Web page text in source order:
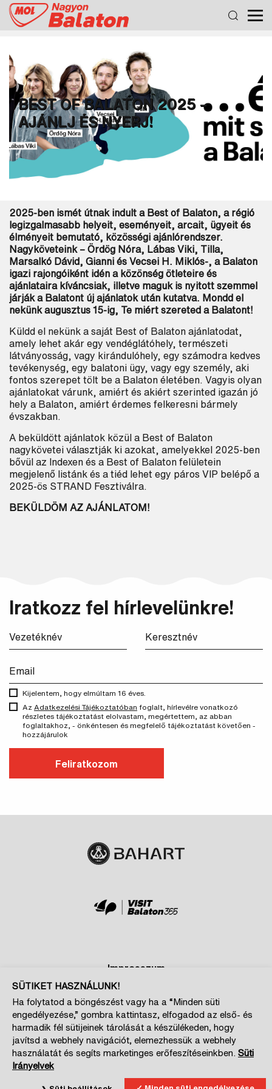
BEST OF BALATON 2025 –
AJÁNLJ ÉS NYERJ!
2025-ben ismét útnak indult a Best of Balaton , a régió
legizgalmasabb helyeit, eseményeit, arcait, ügyeit és
élményeit bemutató, közösségi ajánlórendszer.
Nagyköveteink – Ördög Nóra, Lábas Viki, Tilla,
Marsalkó Dávid, Gianni és Vecsei H. Miklós-, a Balaton
igazi rajongóiként idén a közönség ötleteire és
ajánlataira kíváncsiak, illetve maguk is nyitott szemmel
járják a Balatont új ajánlatok után kutatva. Mondd el
nekünk augusztus 15-ig, Te miért szereted a Balatont!
Küldd el nekünk a saját Best of Balaton ajánlatodat,
amely lehet akár egy vendéglátóhely, természeti
látványosság, vagy kirándulóhely, egy számodra kedves
tevékenység, egy balatoni ügy, vagy egy személy, aki
fontos szerepet tölt be a Balaton életében. Vagyis olyan
ajánlatokat várunk, amiért és akiért szerinted igazán jó
hely a Balaton, amiért érdemes felkeresni bármely
évszakban.
A beküldött ajánlatok közül a Best of Balaton
nagykövetei választják ki azokat, amelyekkel 2025-ben
bővül az Indexen és a Best of Balaton felületein
megjelenő listánk és a tiéd lehet egy páros VIP belépő a
2025-ös STRAND Fesztiválra.
BEKÜLDÖM AZ AJÁNLATOM!
Iratkozz fel hírlevelünkre!
Kijelentem, hogy elmúltam 16 éves.
Az Adatkezelési Tájékoztatóban foglalt, hírlevélre vonatkozó
részletes tájékoztatást elolvastam, megértettem, az abban
foglaltakhoz, - önkéntesen és megfelelő tájékoztatást követően -
hozzájárulok
Feliratkozom
Impresszum
Adatkezelési és cookie tájékoztatók
Szponzoroknak
Magazin kiajánló
Cookie beállítások
SÜTIKET HASZNÁLUNK!
Ha folytatod a böngészést vagy ha a “Minden süti
engedélyezése,” gombra kattintasz, elfogadod az első- és
harmadik fél sütijeinek tárolását a készülékeden, hogy
javítsd a webhely navigációt, elemezhessük a webhely
használatát és segíts marketinges erőfeszítéseinkben. Süti
Irányelvek